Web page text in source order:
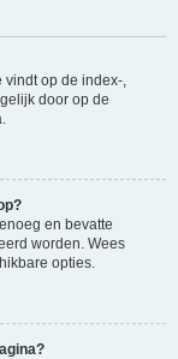
vindt op de index-,
door op de
en bevatte
worden. Wees
opties.